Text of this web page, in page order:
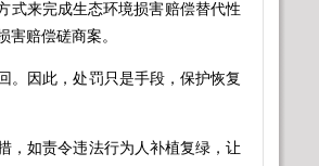
式来完成生态环境损害赔偿替代性
赔偿磋商案。
因此，处罚只是手段，保护恢复
如责令违法行为人补植复绿，让